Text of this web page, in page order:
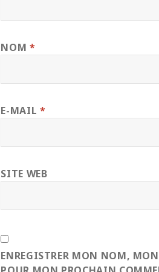
NOM *
E-MAIL *
SITE WEB
ENREGISTRER MON NOM,